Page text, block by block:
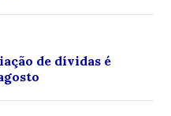
de dívidas é